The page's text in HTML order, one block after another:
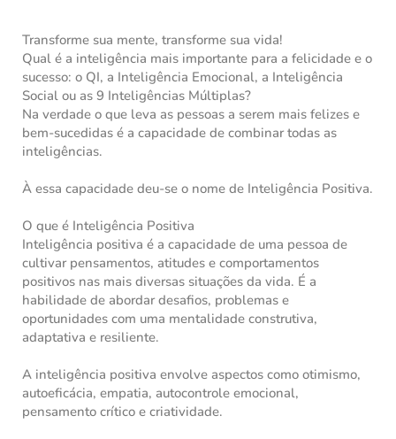
Transforme sua mente, transforme sua vida!
Qual é a inteligência mais importante para a felicidade e o
sucesso: o QI, a Inteligência Emocional, a Inteligência
Social ou as 9 Inteligências Múltiplas?
Na verdade o que leva as pessoas a serem mais felizes e
bem-sucedidas é a capacidade de combinar todas as
inteligências.
À essa capacidade deu-se o nome de Inteligência Positiva.
O que é Inteligência Positiva
Inteligência positiva é a capacidade de uma pessoa de
cultivar pensamentos, atitudes e comportamentos
positivos nas mais diversas situações da vida. É a
habilidade de abordar desafios, problemas e
oportunidades com uma mentalidade construtiva,
adaptativa e resiliente.
A inteligência positiva envolve aspectos como otimismo,
autoeficácia, empatia, autocontrole emocional,
pensamento crítico e criatividade.